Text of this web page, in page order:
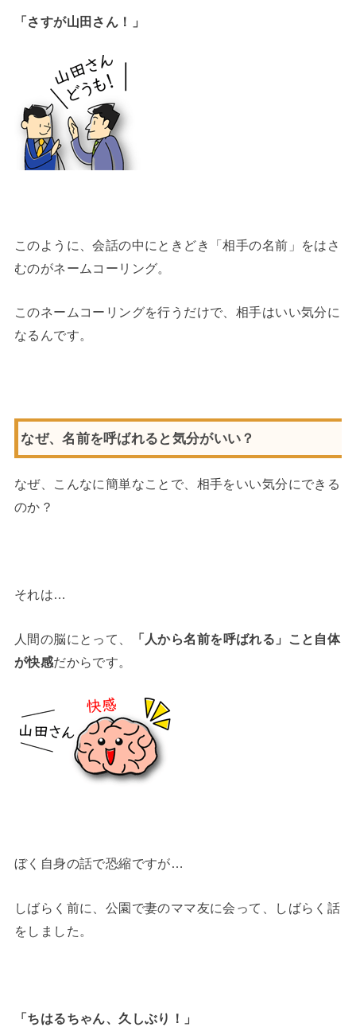
「さすが山田さん！」
このように、会話の中にときどき「相手の名前」をはさ
むのがネームコーリング。
このネームコーリングを行うだけで、相手はいい気分に
なるんです。
なぜ、名前を呼ばれると気分がいい？
なぜ、こんなに簡単なことで、相手をいい気分にできる
のか？
それは…
人間の脳にとって、
「人から名前を呼ばれる」こと自体
が快感だからです。
ぼく自身の話で恐縮ですが…
しばらく前に、公園で妻のママ友に会って、しばらく話
をしました。
「ちはるちゃん、久しぶり！」